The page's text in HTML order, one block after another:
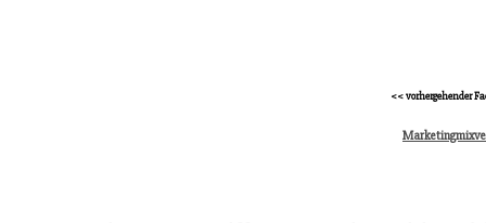
<< vorhergehender